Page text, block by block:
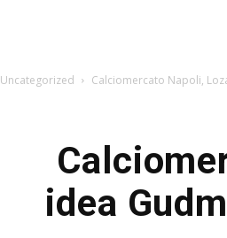
Uncategorized Calciomercato Napoli,
idea